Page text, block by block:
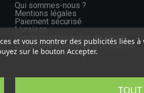
Qui sommes-nous ?
Mentions légales
Paiement sécurisé
Livraison
Conditions Générales de Vente
Conditions Générales d'Utilisation
et vous montrer des publicités liées à
sur le bouton Accepter.
TOUT